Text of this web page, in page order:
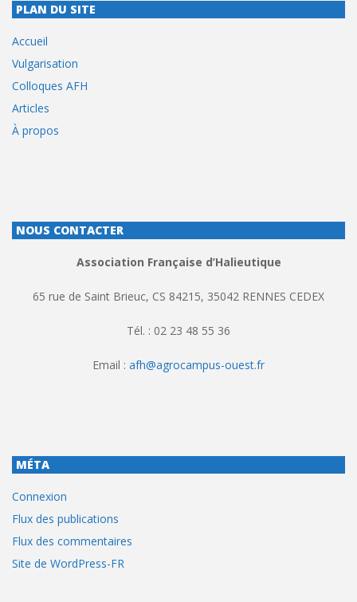
PLAN DU SITE
Accueil
Vulgarisation
Colloques AFH
Articles
À propos
NOUS CONTACTER
Association Française d’Halieutique
65 rue de Saint Brieuc, CS 84215, 35042 RENNES CEDEX
Tél. : 02 23 48 55 36
Email : afh@agrocampus-ouest.fr
MÉTA
Connexion
Flux des publications
Flux des commentaires
Site de WordPress-FR